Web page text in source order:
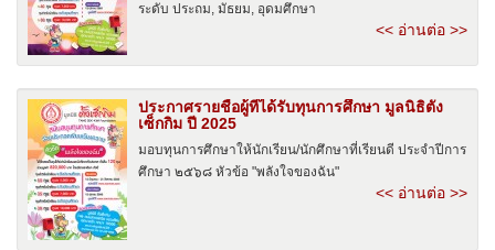
ระดับ ประถม, มัธยม, อุดมศึกษา
<< อ่านต่อ >>
ประกาศรายชื่อผู้ที่ได้รับทุนการศึกษา มูลนิธิตั้ง
เซ็กกิม ปี 2025
มอบทุนการศึกษาให้นักเรียน/นักศึกษาที่เรียนดี ประจำปีการ
ศึกษา ๒๕๖๘ หัวข้อ "พลังใจของฉัน"
<< อ่านต่อ >>